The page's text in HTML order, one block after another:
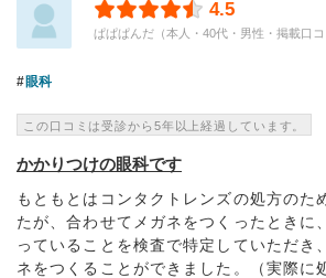
4.5
ぱぱぱんだ（本人・40代・男性・掲載口コ
眼科
この口コミは受診から5年以上経過しています。
かかりつけの眼科です
もともとはコンタクトレンズの処方のた
たが、合わせてメガネをつくったときに
っていることを検査で特定していただき
ネをつくることができました。（実際に